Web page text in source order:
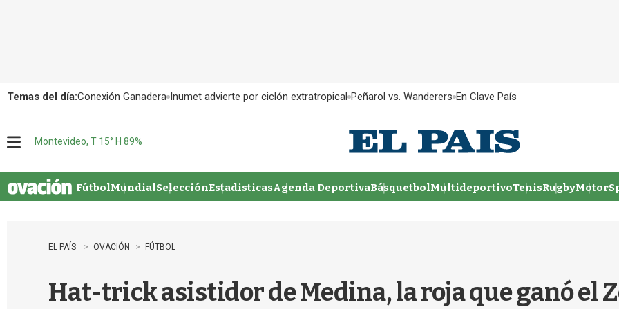
Temas del día:Conexión Ganadera Inumet advierte por ciclón extratropical Peñarol vs. Wanderers En Clave País
u
Montevideo, T 15° H 89%
FútbolMundialSelecciónEstadisticasAgenda DeportivaBásquetbolMultideportivoTenisRugby
EL PAÍS OVACIÓN FÚTBOL
Hat-trick asistidor de Medina, la roja que ganó el